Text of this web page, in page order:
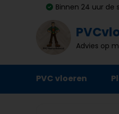
Binnen 24 uur de
Advies op
PVC vloeren